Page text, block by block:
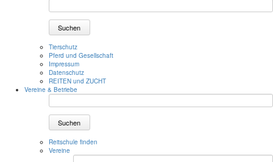
Suchen
Tierschutz
Pferd und Gesellschaft
Impressum
Datenschutz
REITEN und ZUCHT
Vereine & Betriebe
Suchen
Reitschule finden
Vereine